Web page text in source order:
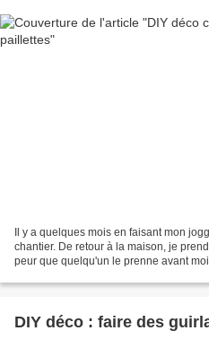
Il y a quelques mois en faisant mon
chantier. De retour à la maison, je
peur que quelqu'un le prenne avant
DIY déco : faire des